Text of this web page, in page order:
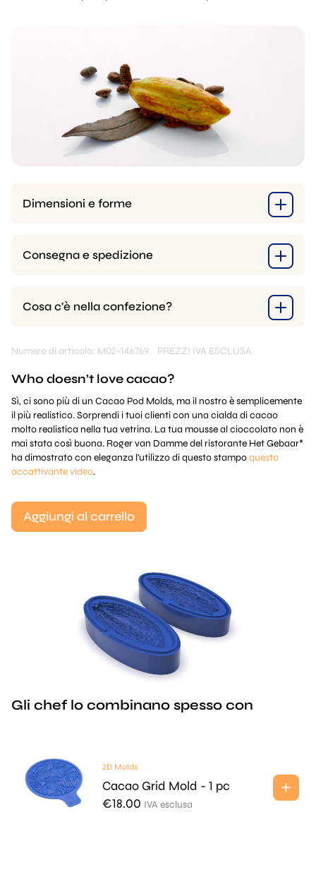
Dimensioni e forme
Consegna e spedizione
Cosa c'è nella confezione?
Numero di articolo: M02-146769 PREZZI IVA ESCLUSA
Who doesn’t love cacao?
Sì, ci sono più di un Cacao Pod Molds, ma il nostro è semplicemente
il più realistico. Sorprendi i tuoi clienti con una cialda di cacao
molto realistica nella tua vetrina. La tua mousse al cioccolato non è
mai stata così buona. Roger van Damme del ristorante Het Gebaar*
ha dimostrato con eleganza l'utilizzo di questo stampoquesto
accattivante video.
Aggiungi al carrello
Gli chef lo combinano spesso con
2D Molds
Cacao Grid Mold - 1 pc
€18.00 IVA esclusa